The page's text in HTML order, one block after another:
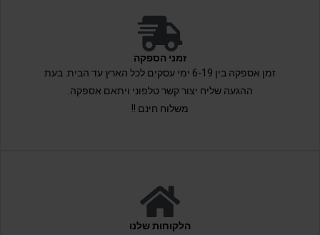
זמני הספקה
זמן אספקה בין 6-19 ימי עסקים לכל הארץ עד הבית. בעת
ההגעה שליח יצור קשר טלפוני ויתאם אספקה.
משלוח חינם !!
הלקוחות שלנו